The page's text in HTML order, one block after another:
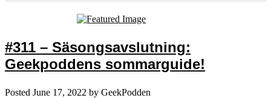
#311 – Säsongsavslutning:
Geekpoddens sommarguide!
Posted June 17, 2022 by GeekPodden